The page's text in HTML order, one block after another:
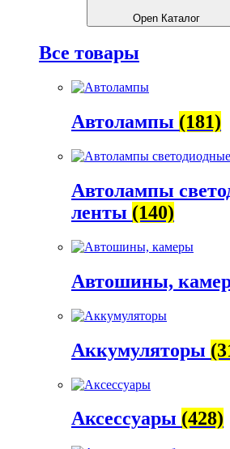
Open Каталог
Все товары
Автолампы (181)
Автолампы
ленты (140)
Автошины,
Аккумуляторы
Аксессуары (428)